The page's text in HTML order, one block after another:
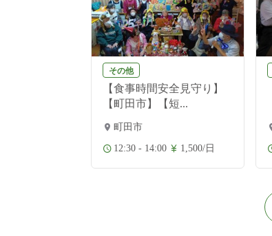
その他
【食事時間安全見守り】
【町田市】【短...
町田市
12:30 - 14:00 1,500/日